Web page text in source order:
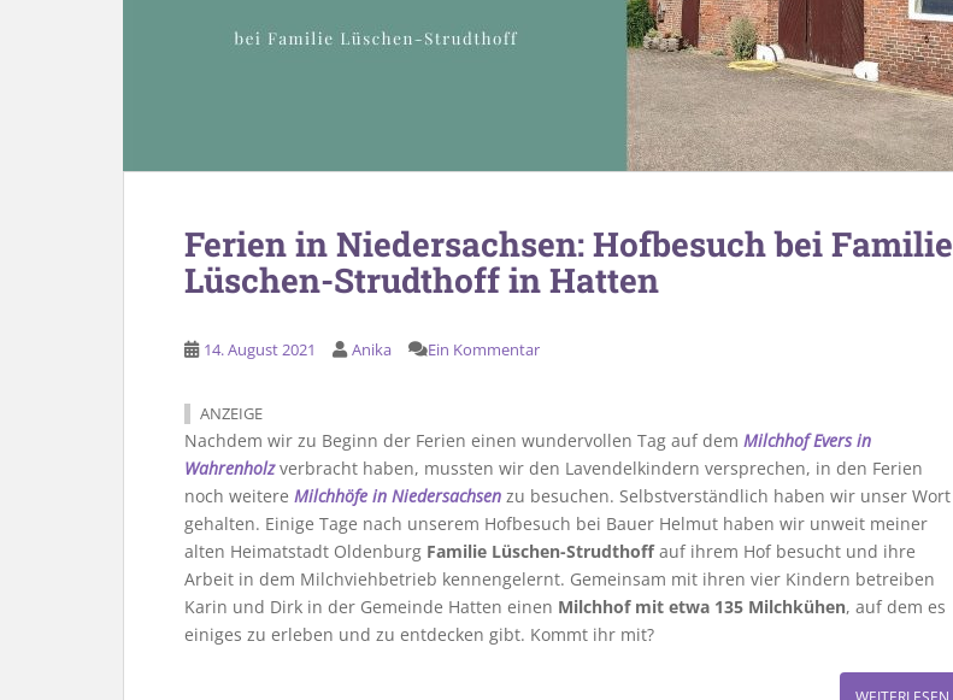
Ferien in Niedersachsen: Hofbesuch bei Familie
Lüschen-Strudthoff in Hatten
14. August 2021 Anika Ein Kommentar
ANZEIGE
Nachdem wir zu Beginn der Ferien einen wundervollen Tag auf dem Milchhof Evers in
Wahrenholzverbracht haben, mussten wir den Lavendelkindern versprechen, in den Ferien
noch weitere Milchhöfe in Niedersachsen zu besuchen. Selbstverständlich haben wir unser Wort
gehalten. Einige Tage nach unserem Hofbesuch bei Bauer Helmut haben wir unweit meiner
alten Heimatstadt Oldenburg Familie Lüschen-Strudthoffauf ihrem Hof besucht und ihre
Arbeit in dem Milchviehbetrieb kennengelernt. Gemeinsam mit ihren vier Kindern betreiben
Karin und Dirk in der Gemeinde Hatten einen Milchhof mit etwa 135 Milchkühen, auf dem es
einiges zu erleben und zu entdecken gibt. Kommt ihr mit?